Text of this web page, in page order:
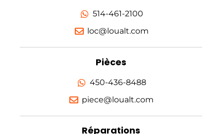
514-461-2100
loc@loualt.com
Pièces
450-436-8488
piece@loualt.com
Réparations